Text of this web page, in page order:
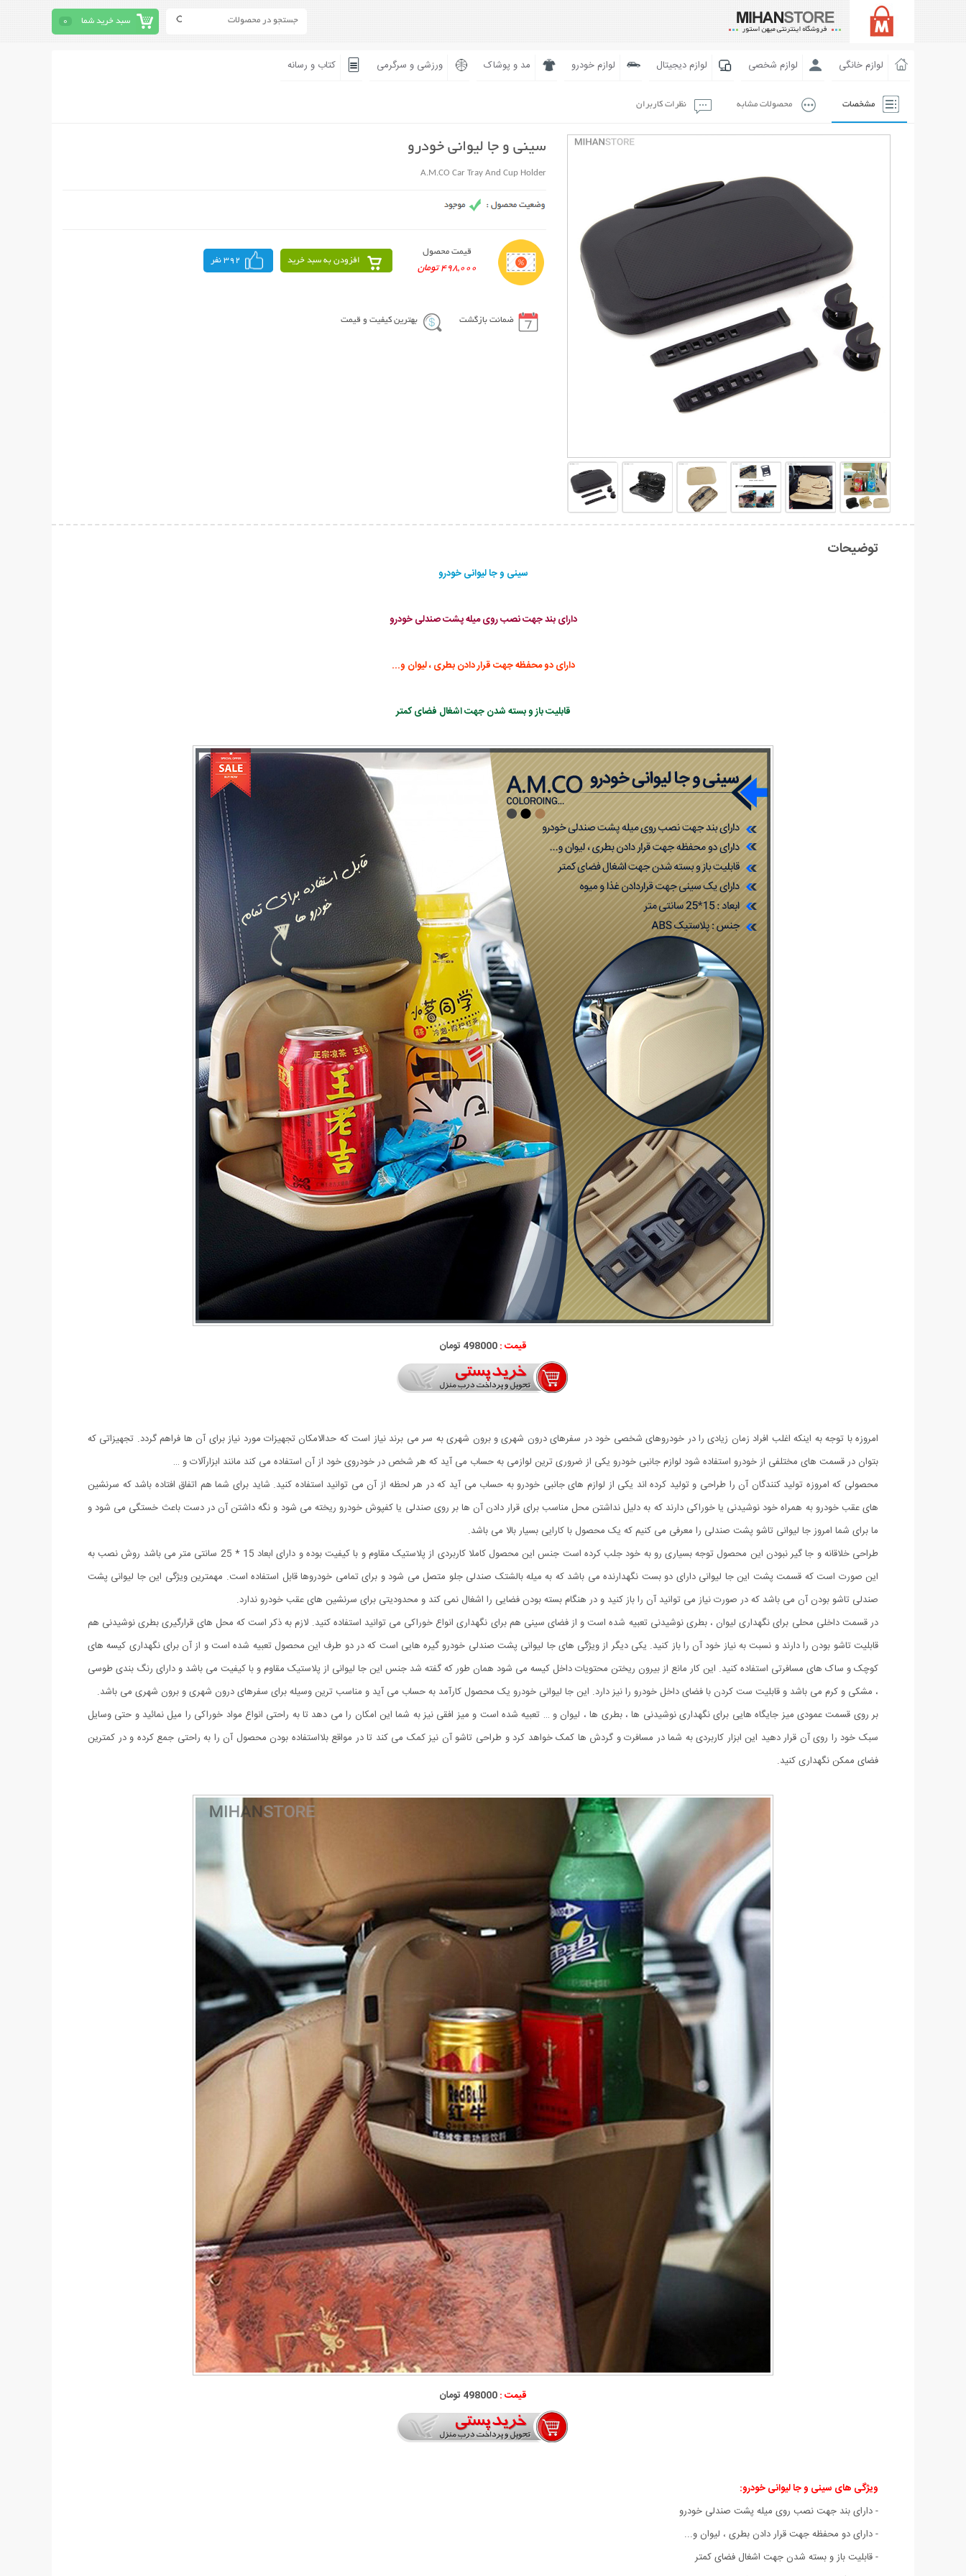
سبد خرید شما 0
لوازم خانگی لوازم شخصی لوازم دیجیتال لوازم خودرو مد و پوشاک ورزشی و سرگرمی کتاب و رسانه
مشخصات محصولات مشابه نظرات کاربران
سینی و جا لیوانی خودرو
A.M.CO Car Tray And Cup Holder
قیمت محصول
498,000 تومان
افزودن به سبد خرید 392 نفر
ضمانت بازگشت بهترین کیفیت و قیمت
توضیحات
سینی و جا لیوانی خودرو
دارای بند جهت نصب روی میله پشت صندلی خودرو
دارای دو محفظه جهت قرار دادن بطری ، لیوان و...
قابلیت باز و بسته شدن جهت اشغال فضای کمتر
قیمت :498000 تومان
امروزه با توجه به اینکه اغلب افراد زمان زیادی را در خودروهای شخصی خود در سفرهای درون شهری و برون شهری به سر می برند نیاز است که حدالامکان تجهیزات مورد نیاز برای آن ها فراهم گردد. تجهیزاتی که
بتوان در قسمت های مختلفی از خودرو استفاده شود لوازم جانبی خودرو یکی از ضروری ترین لوازمی به حساب می آید که هر شخص در خودروی خود از آن استفاده می کند مانند ابزارآلات و …
محصولی که امروزه تولید کنندگان آن را طراحی و تولید کرده اند یکی از لوازم های جانبی خودرو به حساب می آید که در هر لحظه از آن می توانید استفاده کنید. شاید برای شما هم اتفاق افتاده باشد که سرنشین
های عقب خودرو به همراه خود نوشیدنی یا خوراکی دارند که به دلیل نداشتن محل مناسب برای قرار دادن آن ها بر روی صندلی یا کفپوش خودرو ریخته می شود و نگه داشتن آن در دست باعث خستگی می شود و
ما برای شما امروز جا لیوانی تاشو پشت صندلی را معرفی می کنیم که یک محصول با کارایی بسیار بالا می باشد.
طراحی خلاقانه و جا گیر نبودن این محصول توجه بسیاری رو به خود جلب کرده است جنس این محصول کاملا کاربردی از پلاستیک مقاوم و با کیفیت بوده و دارای ابعاد 15 * 25 سانتی متر می باشد روش نصب به
این صورت است که قسمت پشت این جا لیوانی دارای دو بست نگهدارنده می باشد که به میله بالشتک صندلی جلو متصل می شود و برای تمامی خودروها قابل استفاده است. مهمترین ویژگی این جا لیوانی پشت
صندلی تاشو بودن آن می باشد که در صورت نیاز می توانید آن را باز کنید و در هنگام بسته بودن فضایی را اشغال نمی کند و محدودیتی برای سرنشین های عقب خودرو ندارد.
در قسمت داخلی محلی برای نگهداری لیوان ، بطری نوشیدنی تعبیه شده است و از فضای سینی هم برای نگهداری انواع خوراکی می توانید استفاده کنید. لازم به ذکر است که محل های قرارگیری بطری نوشیدنی هم
قابلیت تاشو بودن را دارند و نسبت به نیاز خود آن را باز کنید. یکی دیگر از ویژگی های جا لیوانی پشت صندلی خودرو گیره هایی است که در دو طرف این محصول تعبیه شده است و از آن برای نگهداری کیسه های
کوچک و ساک های مسافرتی استفاده کنید. این کار مانع از بیرون ریختن محتویات داخل کیسه می شود همان طور که گفته شد جنس این جا لیوانی از پلاستیک مقاوم و با کیفیت می باشد و دارای رنگ بندی طوسی
، مشکی و کرم می باشد و قابلیت ست کردن با فضای داخل خودرو را نیز دارد. این جا لیوانی خودرو یک محصول کارآمد به حساب می آید و مناسب ترین وسیله برای سفرهای درون شهری و برون شهری می باشد.
بر روی قسمت عمودی میز جایگاه هایی برای نگهداری نوشیدنی ها ، بطری ها ، لیوان و … تعبیه شده است و میز افقی نیز به شما این امکان را می دهد تا به راحتی انواع مواد خوراکی را میل نمائید و حتی وسایل
سبک خود را روی آن قرار دهید این ابزار کاربردی به شما در مسافرت و گردش ها کمک خواهد کرد و طراحی تاشو آن نیز کمک می کند تا در مواقع بلااستفاده بودن محصول آن را به راحتی جمع کرده و در کمترین
فضای ممکن نگهداری کنید.
قیمت :498000 تومان
ویژگی های سینی و جا لیوانی خودرو:
- دارای بند جهت نصب روی میله پشت صندلی خودرو
- دارای دو محفظه جهت قرار دادن بطری ، لیوان و...
- قابلیت باز و بسته شدن جهت اشغال فضای کمتر